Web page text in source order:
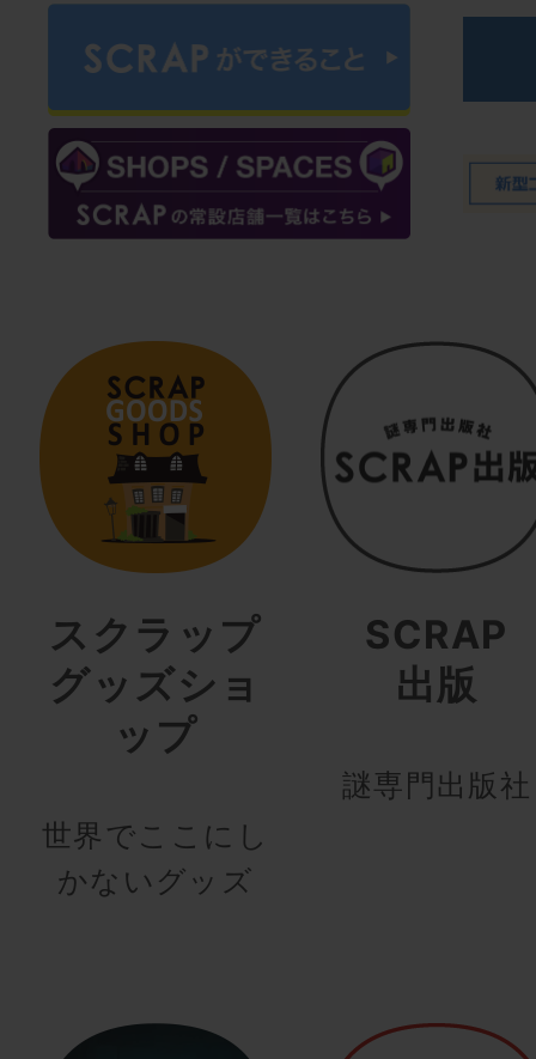
スクラップ
グッズショ
ップ
世界でここにし
かないグッズ
SCRAP
出版
謎専門出版社